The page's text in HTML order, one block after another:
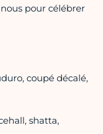
pour célébrer
coupé décalé,
shatta,